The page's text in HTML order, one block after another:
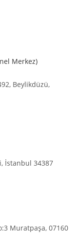
Merkez)
Beylikdüzü,
İstanbul 34387
Muratpaşa, 07160